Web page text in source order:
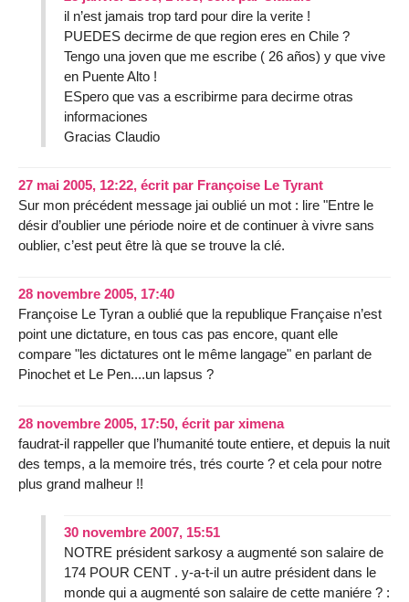
il n’est jamais trop tard pour dire la verite !
PUEDES decirme de que region eres en Chile ?
Tengo una joven que me escribe ( 26 años) y que vive
en Puente Alto !
ESpero que vas a escribirme para decirme otras
informaciones
Gracias Claudio
27 mai 2005, 12:22, écrit par Françoise Le Tyrant
Sur mon précédent message jai oublié un mot : lire "Entre le
désir d’oublier une période noire et de continuer à vivre sans
oublier, c’est peut être là que se trouve la clé.
28 novembre 2005, 17:40
Françoise Le Tyran a oublié que la republique Française n’est
point une dictature, en tous cas pas encore, quant elle
compare "les dictatures ont le même langage" en parlant de
Pinochet et Le Pen....un lapsus ?
28 novembre 2005, 17:50, écrit par ximena
faudrat-il rappeller que l’humanité toute entiere, et depuis la nuit
des temps, a la memoire trés, trés courte ? et cela pour notre
plus grand malheur !!
30 novembre 2007, 15:51
NOTRE président sarkosy a augmenté son salaire de
174 POUR CENT . y-a-t-il un autre président dans le
monde qui a augmenté son salaire de cette maniére ? :